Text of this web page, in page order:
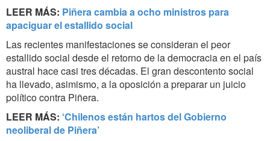
LEER MÁS: Piñera cambia a ocho ministros para
apaciguar el estallido social
Las recientes manifestaciones se consideran el peor
estallido social desde el retorno de la democracia en el país
austral hace casi tres décadas. El gran descontento social
ha llevado, asimismo, a la oposición a preparar un juicio
político contra Piñera.
LEER MÁS: ‘Chilenos están hartos del Gobierno
neoliberal de Piñera’